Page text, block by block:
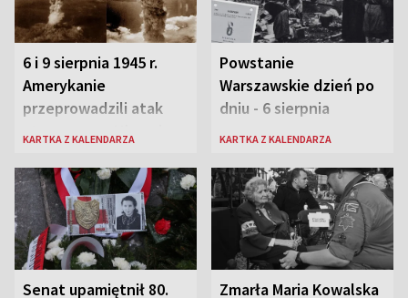
6 i 9 sierpnia 1945 r.
Amerykanie
przeprowadzili atak
atomowy na Hiroszimę
KARTKA Z KALENDARZA
Powstanie
Warszawskie dzień po
dniu - 6 sierpnia
KARTKA Z KALENDARZA
Senat upamiętnił 80.
Zmarła Maria Kowalska